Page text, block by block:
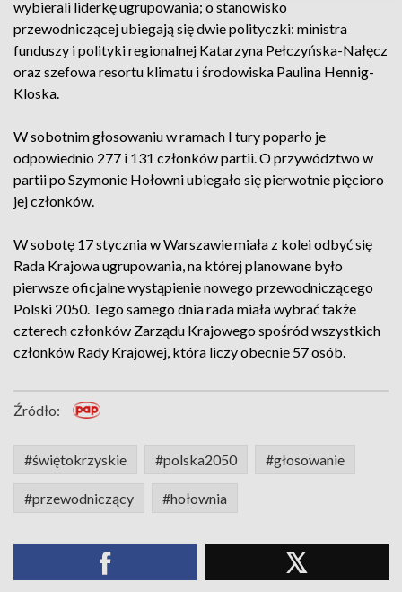
wybierali liderkę ugrupowania; o stanowisko
przewodniczącej ubiegają się dwie polityczki: ministra
funduszy i polityki regionalnej Katarzyna Pełczyńska-Nałęcz
oraz szefowa resortu klimatu i środowiska Paulina Hennig-
Kloska.
W sobotnim głosowaniu w ramach I tury poparło je
odpowiednio 277 i 131 członków partii. O przywództwo w
partii po Szymonie Hołowni ubiegało się pierwotnie pięcioro
jej członków.
W sobotę 17 stycznia w Warszawie miała z kolei odbyć się
Rada Krajowa ugrupowania, na której planowane było
pierwsze oficjalne wystąpienie nowego przewodniczącego
Polski 2050. Tego samego dnia rada miała wybrać także
czterech członków Zarządu Krajowego spośród wszystkich
członków Rady Krajowej, która liczy obecnie 57 osób.
Źródło:
#świętokrzyskie #polska2050 #głosowanie
#przewodniczący #hołownia